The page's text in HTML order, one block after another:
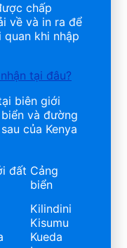
chấp
về và in ra để
khi nhập
tại đâu?
biên giới
và đường
của Kenya
đất Cảng
biển
Kilindini
Kisumu
Kueda